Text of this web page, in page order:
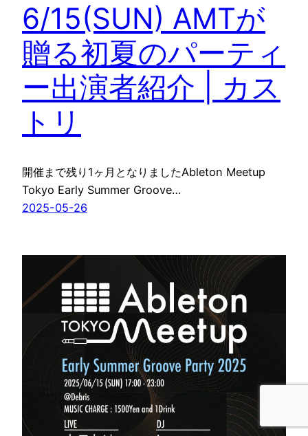
6/15(SUN) AMTが
贈る初夏のパーティ
ー出演者紹介 | カス
トリ
開催まで残り1ヶ月となりましたAbleton Meetup
Tokyo Early Summer Groove…
2025-05-26